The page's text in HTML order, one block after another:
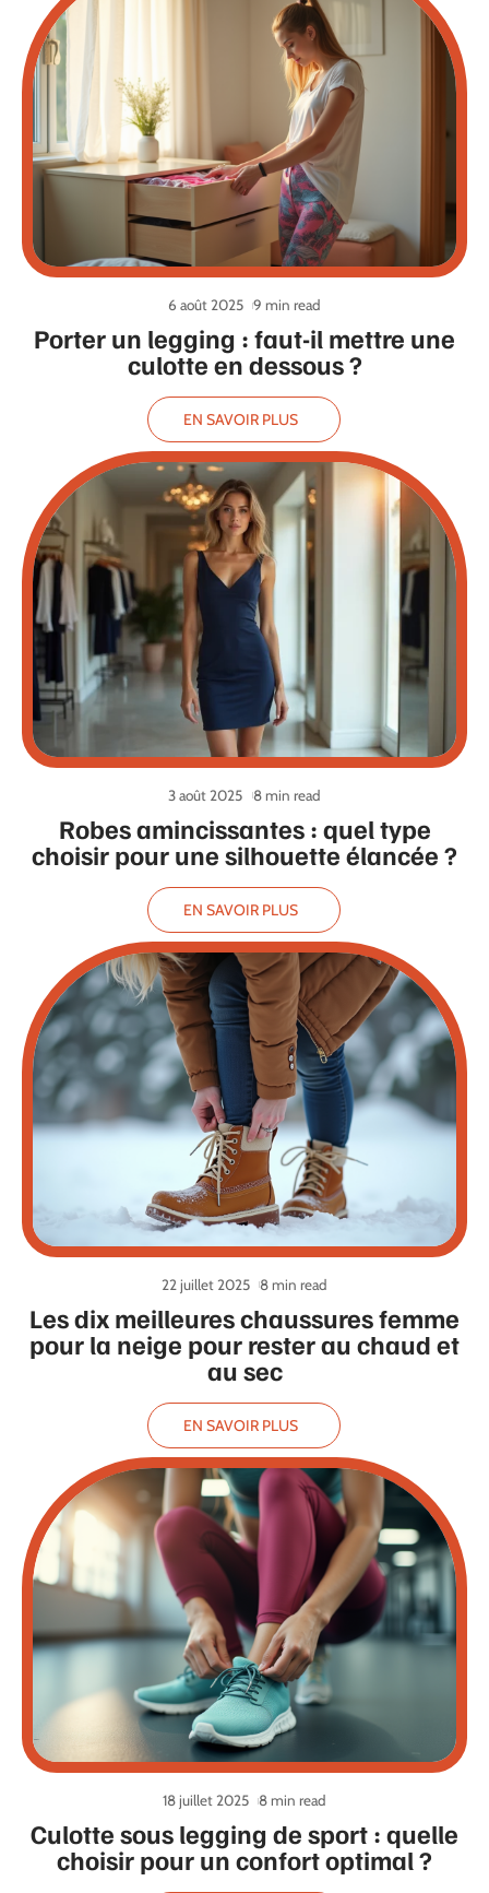
Porter un legging : faut-il mettre une
culotte en dessous ?
6 août 2025 9 min read
EN SAVOIR PLUS
Robes amincissantes : quel type
choisir pour une silhouette élancée ?
3 août 2025 8 min read
EN SAVOIR PLUS
Les dix meilleures chaussures femme
pour la neige pour rester au chaud et
au sec
22 juillet 2025 8 min read
EN SAVOIR PLUS
Culotte sous legging de sport : quelle
choisir pour un confort optimal ?
18 juillet 2025 8 min read